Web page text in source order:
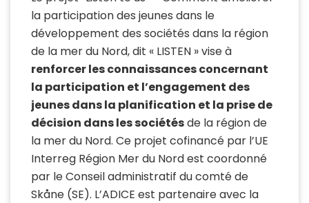
la participation des jeunes dans le
développement des sociétés dans la région
de la mer du Nord, dit « LISTEN » vise à
renforcer les connaissances concernant
la participation et l’engagement des
jeunes dans la planification et la prise de
décision dans les sociétésde la région de
la mer du Nord. Ce projet cofinancé par l’UE
Interreg Région Mer du Nord est coordonné
par le Conseil administratif du comté de
Skåne (SE). L’ADICE est partenaire avec la